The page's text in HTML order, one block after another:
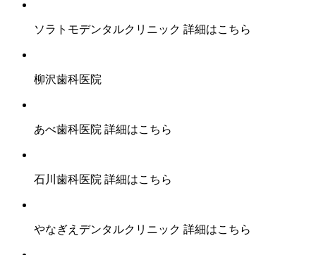
ソラトモデンタルクリニック 詳細はこちら
柳沢歯科医院
あべ歯科医院 詳細はこちら
石川歯科医院 詳細はこちら
やなぎえデンタルクリニック 詳細はこちら